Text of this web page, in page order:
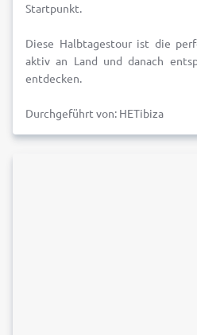
Startpunkt.
Diese Halbtagestour ist die
aktiv an Land und danach
entdecken.
Durchgeführt von: HETibiza